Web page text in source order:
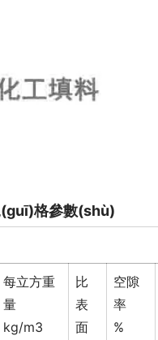
格參數(shù)
每立方重
量
kg/m3
比
表
面
空隙
率
%